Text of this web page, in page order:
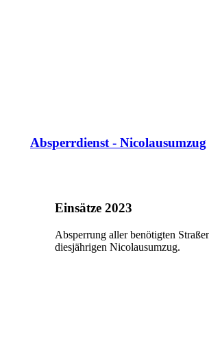
Absperrdienst - Nicolausumzug
Einsätze 2023
Absperrung aller benötigten
diesjährigen Nicolausumzug.